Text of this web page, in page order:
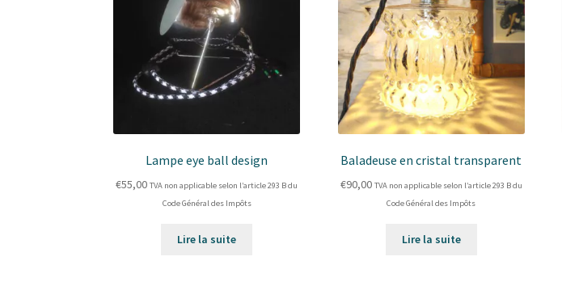
Lampe eye ball design
€55,00 TVA non applicable selon l’article 293 B du
Code Général des Impôts
Lire la suite
Baladeuse en cristal transparent
€90,00 TVA non applicable selon l’article 293 B du
Code Général des Impôts
Lire la suite